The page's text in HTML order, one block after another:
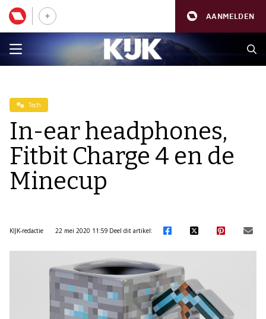
AANMELDEN
Tech
In-ear headphones,
Fitbit Charge 4 en de
Minecup
KIJK-redactie 22 mei 2020 11:59 Deel dit artikel: